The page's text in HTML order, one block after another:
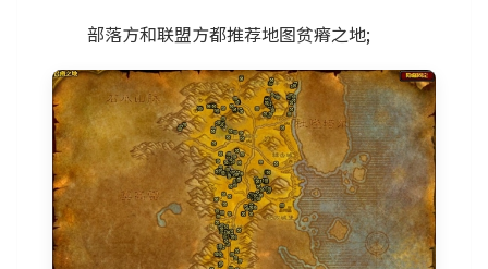
部落方和联盟方都推荐地图贫瘠之地;